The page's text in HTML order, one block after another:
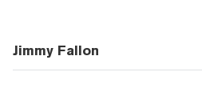
Jimmy Fallon